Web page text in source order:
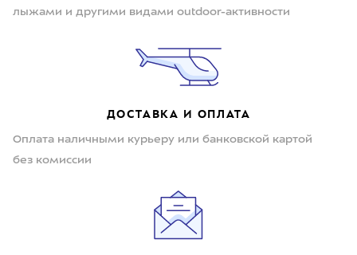
лыжами и другими видами outdoor-активности
ДОСТАВКА И ОПЛАТА
Оплата наличными курьеру или банковской картой
без комиссии